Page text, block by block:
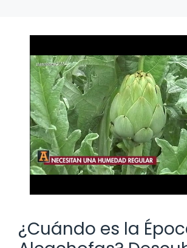
¿Cuándo es la